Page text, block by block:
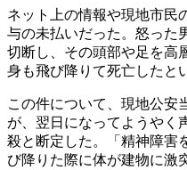
ネット上の情報や現地市民
与の未払いだった。怒った
切断し、その頭部や足を高
身も飛び降りて死亡したと
この件について、現地公安
が、翌日になってようやく
殺と断定した。「精神障害
び降りた際に体が建物に激